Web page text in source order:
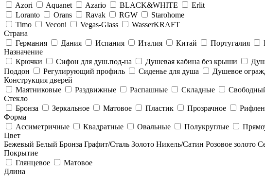
Azori
Aquanet Azario BLACK&WHITE
Erlit
Loranto
Orans Ravak RGW
Starohome
Timo
Veconi Vegas-Glass
WasserKRAFT
Страна
Германия
Дания Испания Италия Китай Португалия
Назначение
Крючки
Сифон для душ.под-на Душевая кабина без крыши
Поддон
Регулирующий профиль Сиденье для душа Душевое
Конструкция дверей
Маятниковые
Раздвижные Распашные Складные
Стекло
Бронза
Зеркальное Матовое Пластик Прозрачное
Форма
Ассиметричные
Квадратные Овальные Полукруглые
Цвет
Бежевый Белый Бронза Графит/Сталь Золото Никель/Сатин Розовое золото
Покрытие
Глянцевое
Матовое
Длина